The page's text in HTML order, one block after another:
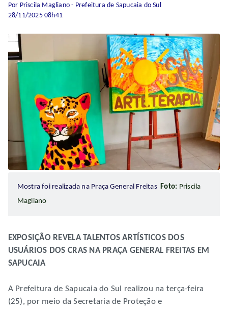
Por Priscila Magliano - Prefeitura de Sapucaia do Sul
28/11/2025 08h41
Mostra foi realizada na Praça General Freitas Foto: Priscila
Magliano
EXPOSIÇÃO REVELA TALENTOS ARTÍSTICOS DOS
USUÁRIOS DOS CRAS NA PRAÇA GENERAL FREITAS EM
SAPUCAIA
A Prefeitura de Sapucaia do Sul realizou na terça-feira
(25), por meio da Secretaria de Proteção e